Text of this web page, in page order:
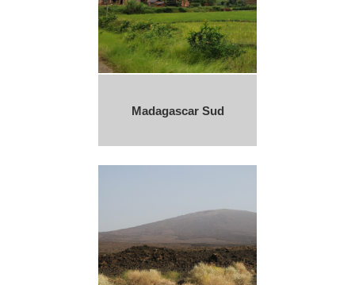
Madagascar Sud